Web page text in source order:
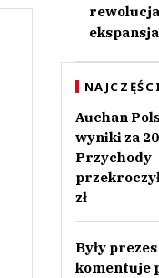
Auchan
wyniki za
Przychody
zł
Były
komentuje